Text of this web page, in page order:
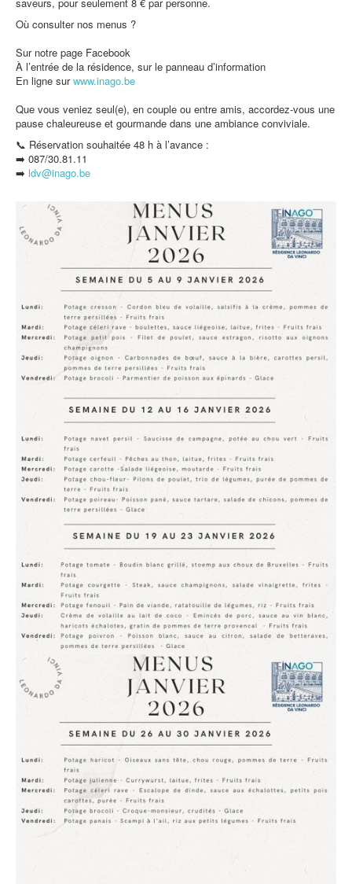
Où consulter nos menus ?
Sur notre page Facebook
À l’entrée de la résidence, sur le panneau d’information
En ligne surwww.inago.be
Que vous veniez seul(e), en couple ou entre amis, accordez-vous une
pause chaleureuse et gourmande dans une ambiance conviviale.
📞 Réservation souhaitée 48 h à l’avance :
➡️ 087/30.81.11
➡️ ldv@inago.be